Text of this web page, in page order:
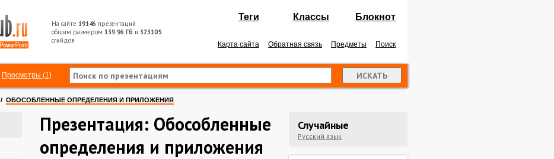
На сайте 19146 презентаций
общим размером 139.96 Гб и 323105
слайдов
Теги Классы Блокнот
Карта сайта Обратная связь Предметы Поиск
Просмотры (1)
/ ОБОСОБЛЕННЫЕ ОПРЕДЕЛЕНИЯ И ПРИЛОЖЕНИЯ
Презентация: Обособленные
определения и приложения
Случайные
Русский язык